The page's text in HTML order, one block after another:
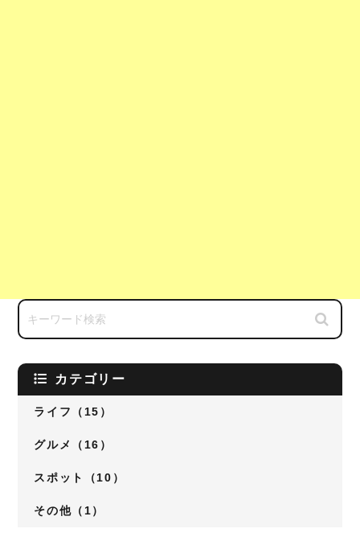
カテゴリー
ライフ（15）
グルメ（16）
スポット（10）
その他（1）